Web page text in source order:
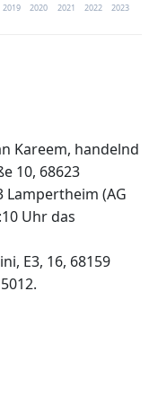
2019 2020 2021 2022 2023
Kareem, handelnd
10, 68623
(AG
Uhr das
E3, 16, 68159